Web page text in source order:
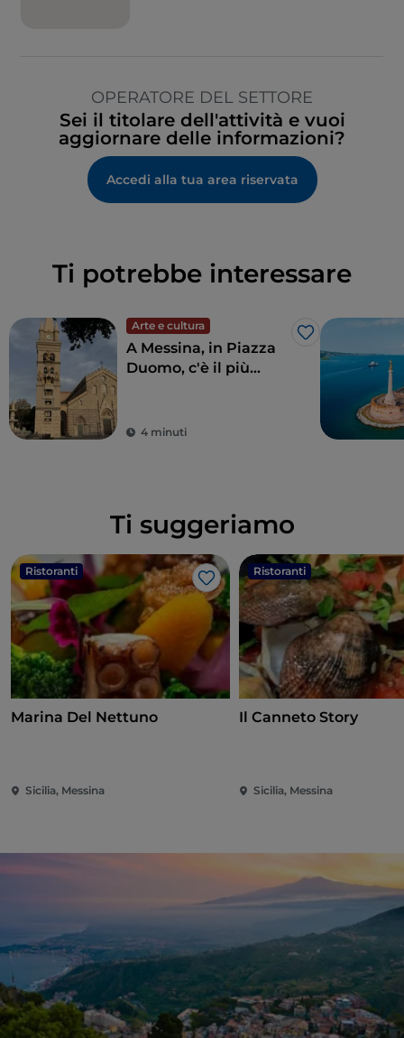
OPERATORE DEL SETTORE
Sei il titolare dell'attività e vuoi
aggiornare delle informazioni?
Accedi alla tua area riservata
Ti potrebbe interessare
Arte e cultura
Like
A Messina, in Piazza
Duomo, c'è il più
del mondo
4 minuti
Ti suggeriamo
Ristoranti
Like
Marina Del Nettuno
Sicilia, Messina
Ristoranti
Il Canneto Story
Sicilia, Messina